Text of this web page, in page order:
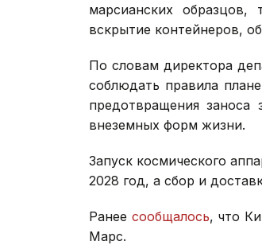
марсианских
вскрытие контейнеров,
По словам директора
соблюдать правила
предотвращения
внеземных форм жизни.
Запуск космического
2028 год, а сбор и
Ранее сообщалось, что
Марс.